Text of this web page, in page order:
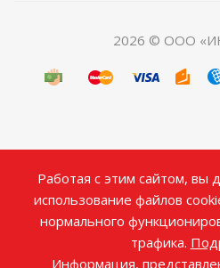
2026 © ООО
Работая с этим сайтом, вы
использование файлов
нормального
трафика.
Информация,